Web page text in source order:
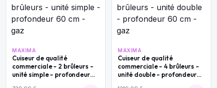
MAXIMA
Cuiseur de qualité
commerciale - 2 brûleurs -
unité simple - profondeur
MAXIMA
Cuiseur de qualité
commerciale - 4 brûleurs -
unité double - profondeur